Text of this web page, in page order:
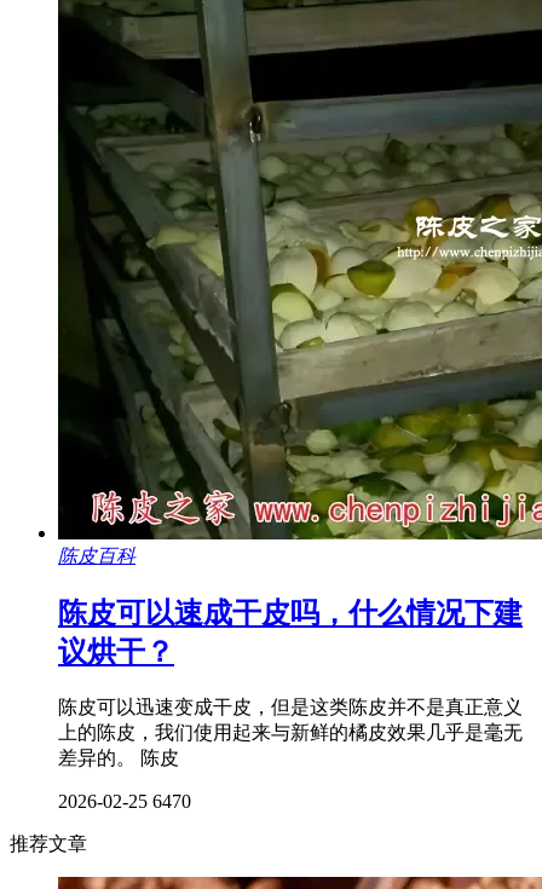
陈皮百科
陈皮可以速成干皮吗，什么情况下建
议烘干？
陈皮可以迅速变成干皮，但是这类陈皮并不是真正意义
上的陈皮，我们使用起来与新鲜的橘皮效果几乎是毫无
差异的。 陈皮
2026-02-25 6470
推荐文章